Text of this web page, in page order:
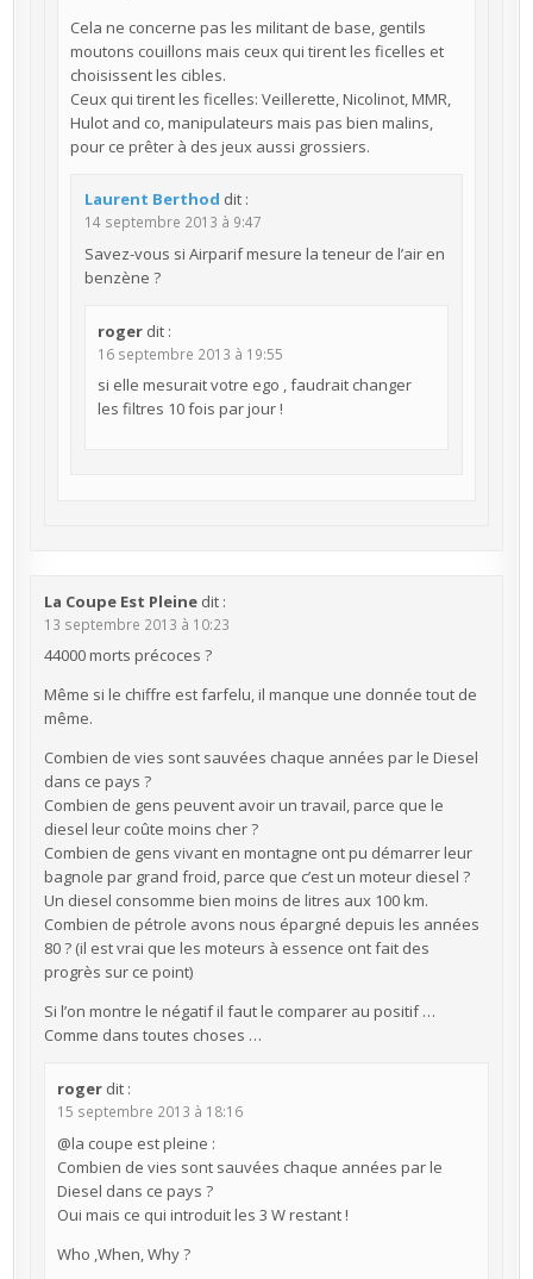
Cela ne concerne pas les militant de base, gentils
moutons couillons mais ceux qui tirent les ficelles et
choisissent les cibles.
Ceux qui tirent les ficelles: Veillerette, Nicolinot, MMR,
Hulot and co, manipulateurs mais pas bien malins,
pour ce prêter à des jeux aussi grossiers.
Laurent Berthod dit :
14 septembre 2013 à 9:47
Savez-vous si Airparif mesure la teneur de l’air en
benzène ?
roger dit :
16 septembre 2013 à 19:55
si elle mesurait votre ego , faudrait changer
les filtres 10 fois par jour !
La Coupe Est Pleine dit :
13 septembre 2013 à 10:23
44000 morts précoces ?
Même si le chiffre est farfelu, il manque une donnée tout de
même.
Combien de vies sont sauvées chaque années par le Diesel
dans ce pays ?
Combien de gens peuvent avoir un travail, parce que le
diesel leur coûte moins cher ?
Combien de gens vivant en montagne ont pu démarrer leur
bagnole par grand froid, parce que c’est un moteur diesel ?
Un diesel consomme bien moins de litres aux 100 km.
Combien de pétrole avons nous épargné depuis les années
80 ? (il est vrai que les moteurs à essence ont fait des
progrès sur ce point)
Si l’on montre le négatif il faut le comparer au positif …
Comme dans toutes choses …
roger dit :
15 septembre 2013 à 18:16
@la coupe est pleine :
Combien de vies sont sauvées chaque années par le
Diesel dans ce pays ?
Oui mais ce qui introduit les 3 W restant !
Who ,When, Why ?